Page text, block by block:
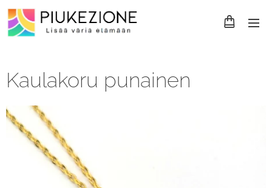
Kaulakoru punainen